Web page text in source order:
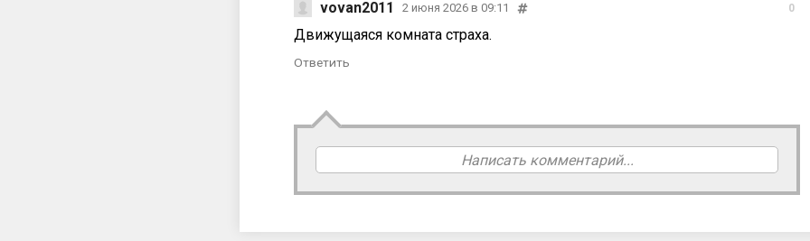
vovan2011 2 июня 2026 в 09:11 0
Движущаяся комната страха.
Ответить
Написать комментарий...